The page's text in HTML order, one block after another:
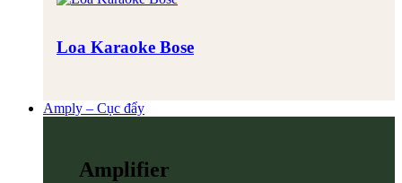
Loa Karaoke Bose
Amply – Cục đẩy
Amplifier